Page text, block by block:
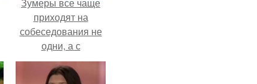
приходят на
собеседования не
одни, а с
родителями,
жалуются эйчары.